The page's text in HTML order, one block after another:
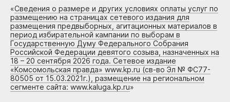
«Сведения о размере и других условиях оплаты услуг по
размещению на страницах сетевого издания для
размещения предвыборных, агитационных материалов в
период избирательной кампании по выборам в
Государственную Думу Федерального Собрания
Российской Федерации девятого созыва, назначенных на
18 – 20 сентября 2026 года. Сетевое издание
«Комсомольская правда» www.kp.ru (св-во Эл № ФС77-
80505 от 15.03.2021г.), размещение на региональном
сегменте сайта: www.kaluga.kp.ru»